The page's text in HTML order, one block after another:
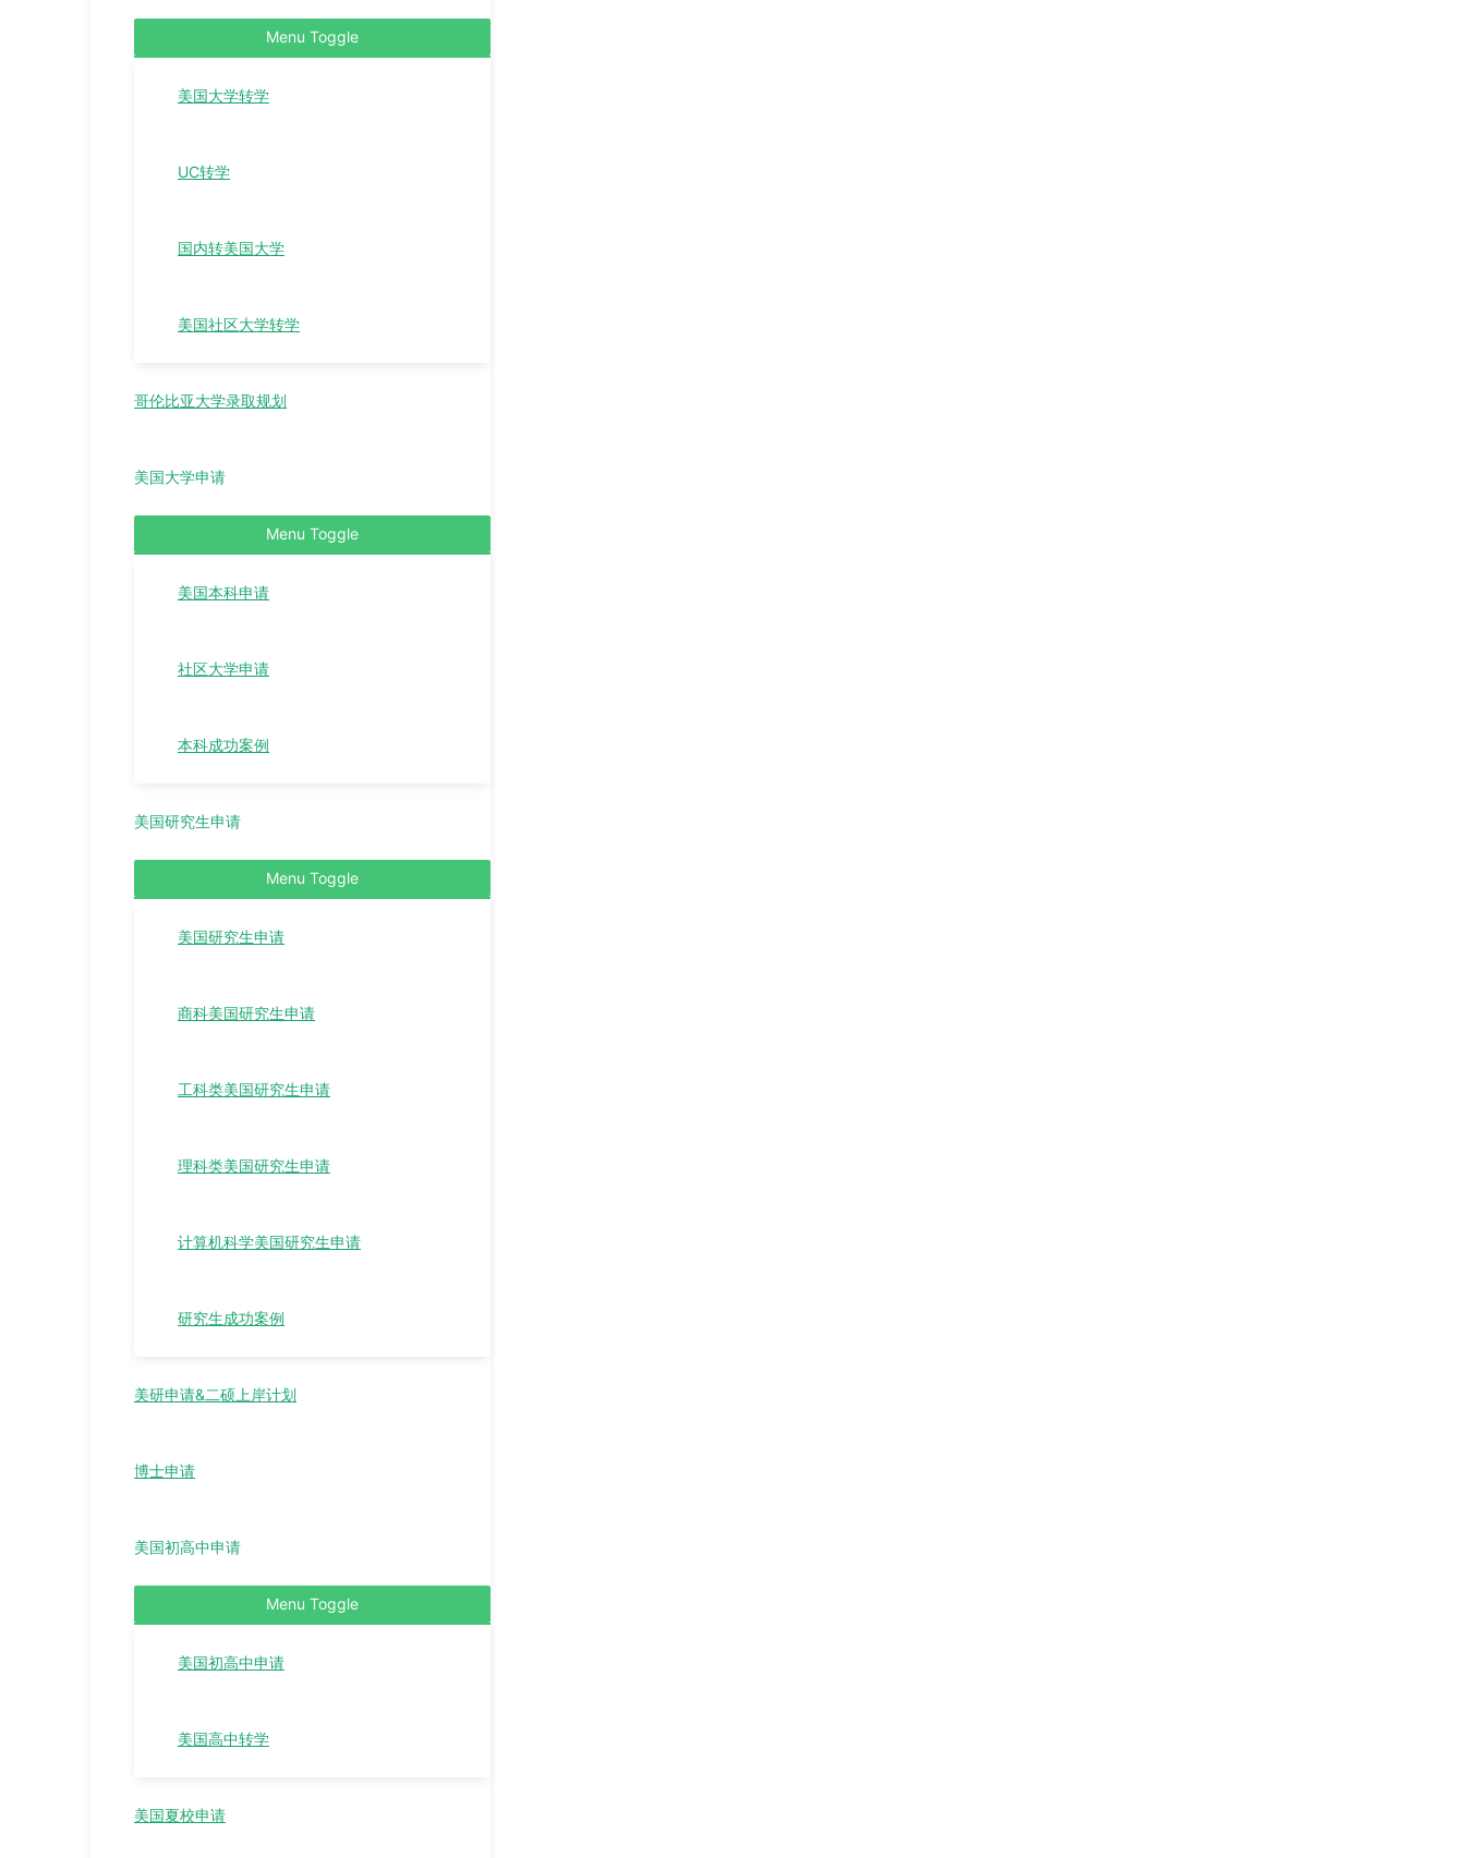
Menu Toggle
美国大学转学
UC转学
国内转美国大学
美国社区大学转学
哥伦比亚大学录取规划
美国大学申请
Menu Toggle
美国本科申请
社区大学申请
本科成功案例
美国研究生申请
Menu Toggle
美国研究生申请
商科美国研究生申请
工科类美国研究生申请
理科类美国研究生申请
计算机科学美国研究生申请
研究生成功案例
美研申请&二硕上岸计划
博士申请
美国初高中申请
Menu Toggle
美国初高中申请
美国高中转学
美国夏校申请